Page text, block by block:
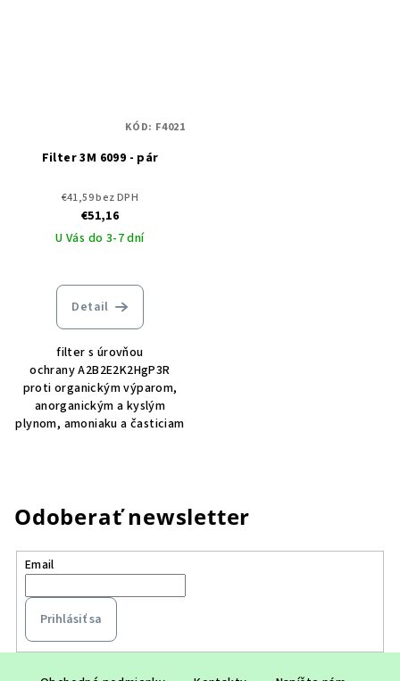
Filter 3M 6099 - pár
€41,59 bez DPH
€51,16
U Vás do 3-7 dní
Detail
filter s úrovňou
ochrany A2B2E2K2HgP3R
proti organickým výparom,
anorganickým a kyslým
plynom, amoniaku a časticiam
KÓD: F4021
Odoberať newsletter
Email
Prihlásiť sa